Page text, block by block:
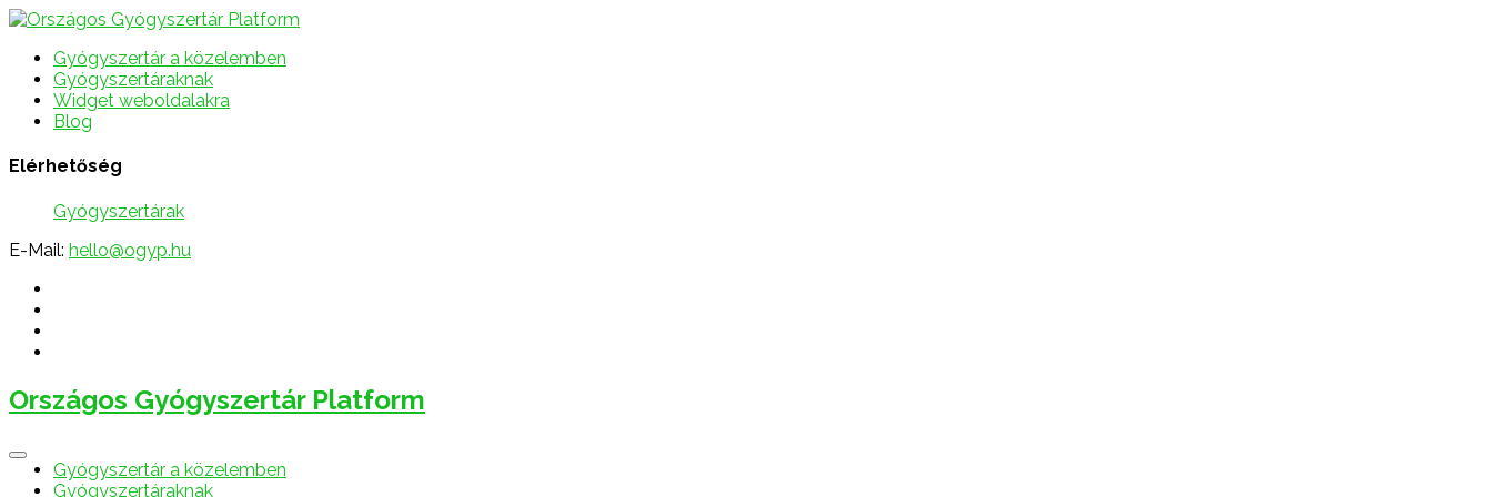
Gyógyszertár a közelemben
Gyógyszertáraknak
Widget weboldalakra
Blog
Elérhetőség
Gyógyszertárak
E-Mail: hello@ogyp.hu
Országos Gyógyszertár Platform
Gyógyszertár a közelemben
Gyógyszertáraknak